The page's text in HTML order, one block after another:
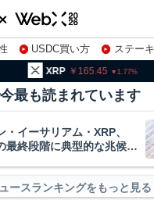
USDC買い方
ステー
XRP 165.45 1.77
最も読まれています
・イーサリアム・XRP、
最終段階に典型的な兆候」
ースランキングをもっと見る